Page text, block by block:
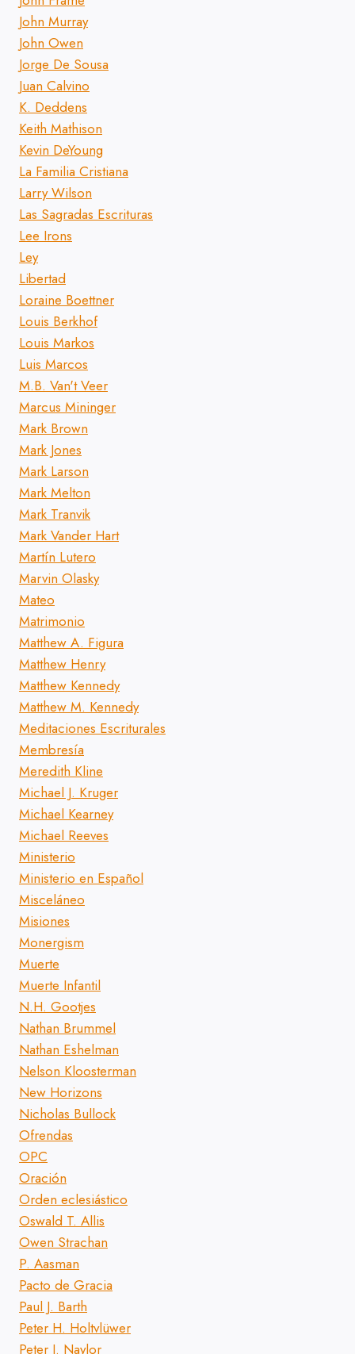
John Murray
John Owen
Jorge De Sousa
Juan Calvino
K. Deddens
Keith Mathison
Kevin DeYoung
La Familia Cristiana
Larry Wilson
Las Sagradas Escrituras
Lee Irons
Ley
Libertad
Loraine Boettner
Louis Berkhof
Louis Markos
Luis Marcos
M.B. Van't Veer
Marcus Mininger
Mark Brown
Mark Jones
Mark Larson
Mark Melton
Mark Tranvik
Mark Vander Hart
Martín Lutero
Marvin Olasky
Mateo
Matrimonio
Matthew A. Figura
Matthew Henry
Matthew Kennedy
Matthew M. Kennedy
Meditaciones Escriturales
Membresía
Meredith Kline
Michael J. Kruger
Michael Kearney
Michael Reeves
Ministerio
Ministerio en Español
Misceláneo
Misiones
Monergism
Muerte
Muerte Infantil
N.H. Gootjes
Nathan Brummel
Nathan Eshelman
Nelson Kloosterman
New Horizons
Nicholas Bullock
Ofrendas
OPC
Oración
Orden eclesiástico
Oswald T. Allis
Owen Strachan
P. Aasman
Pacto de Gracia
Paul J. Barth
Peter H. Holtvlüwer
Peter J. Naylor